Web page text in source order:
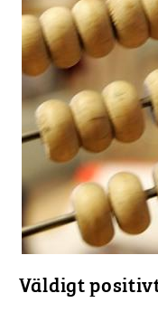
Väldigt